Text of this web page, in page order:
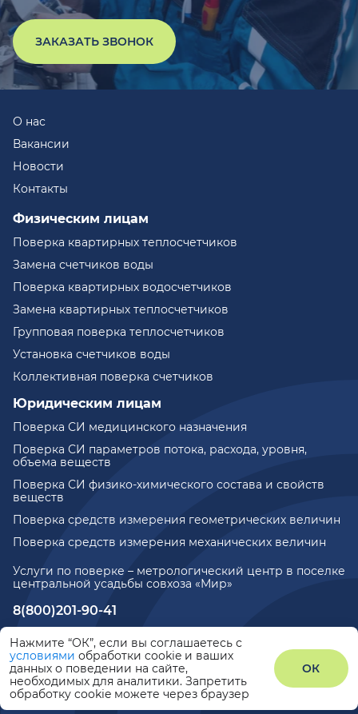
ЗАКАЗАТЬ ЗВОНОК
Услуги по поверке – метрологический центр в поселке
центральной усадьбы совхоза «Мир»
8(800)201-90-41
О нас
Вакансии
Новости
Контакты
Физическим лицам
Поверка квартирных теплосчетчиков
Замена счетчиков воды
Поверка квартирных водосчетчиков
Замена квартирных теплосчетчиков
Групповая поверка теплосчетчиков
Установка счетчиков воды
Коллективная поверка счетчиков
Юридическим лицам
Поверка СИ медицинского назначения
Поверка СИ параметров потока, расхода, уровня,
объема веществ
Поверка СИ физико-химического состава и свойств
веществ
Поверка средств измерения геометрических величин
Поверка средств измерения механических величин
©2026 Политика конфиденциальности
Нажмите “ОК”, если вы соглашаетесь с
условиями обработки cookie и ваших
данных о поведении на сайте,
необходимых для аналитики. Запретить
обработку cookie можете через браузер
ОК